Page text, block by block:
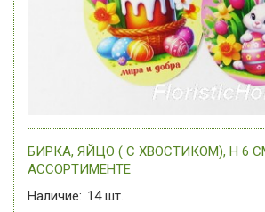
БИРКА, ЯЙЦО ( С ХВОСТИКОМ), H 6
АССОРТИМЕНТЕ
Наличие: 14шт.